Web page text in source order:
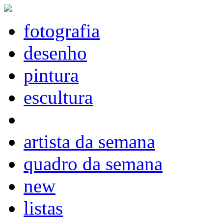
fotografia
desenho
pintura
escultura
artista da semana
quadro da semana
new
listas